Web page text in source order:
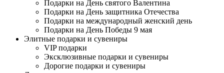
Подарки на День святого Валентина
Подарки на День защитника Отечества
Подарки на международный женский день
Подарки на День Победы 9 мая
Элитные подарки и сувениры
VIP подарки
Эксклюзивные подарки и сувениры
Дорогие подарки и сувениры